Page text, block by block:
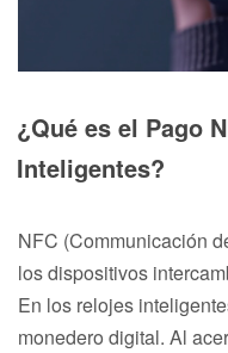
¿Qué es el Pago
Inteligentes?
NFC (Communicación
los dispositivos
En los relojes
monedero digital. Al